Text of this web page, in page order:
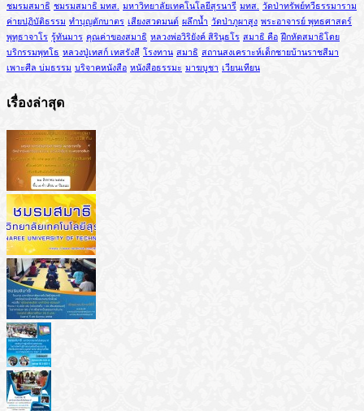
ชมรมสมาธิ ชมรมสมาธิ มทส. มหาวิทยาลัยเทคโนโลยีสุรนารี มทส. วัดป่าทรัพย์ทวีธรรมาราม
ค่ายปฏิบัติธรรม ทำบุญตักบาตร เสียงสวดมนต์ ผลึกน้ำ วัดป่าภูผาสูง พระอาจารย์ พุทธศาสตร์
พุทฺธาจาโร รู้ทันมาร คุณค่าของสมาธิ หลวงพ่อวิริยังค์ สิรินฺธโร สมาธิ คือ ฝึกหัดสมาธิโดย
บริกรรมพุทโธ หลวงปู่เทสก์ เทสรังสี โรงทาน สมาธิ สถานสงเคราะห์เด็กชายบ้านราชสีมา
เพาะศีล บ่มธรรม บริจาคหนังสือ หนังสือธรรมะ มาฆบูชา เวียนเทียน
เรื่องล่าสุด